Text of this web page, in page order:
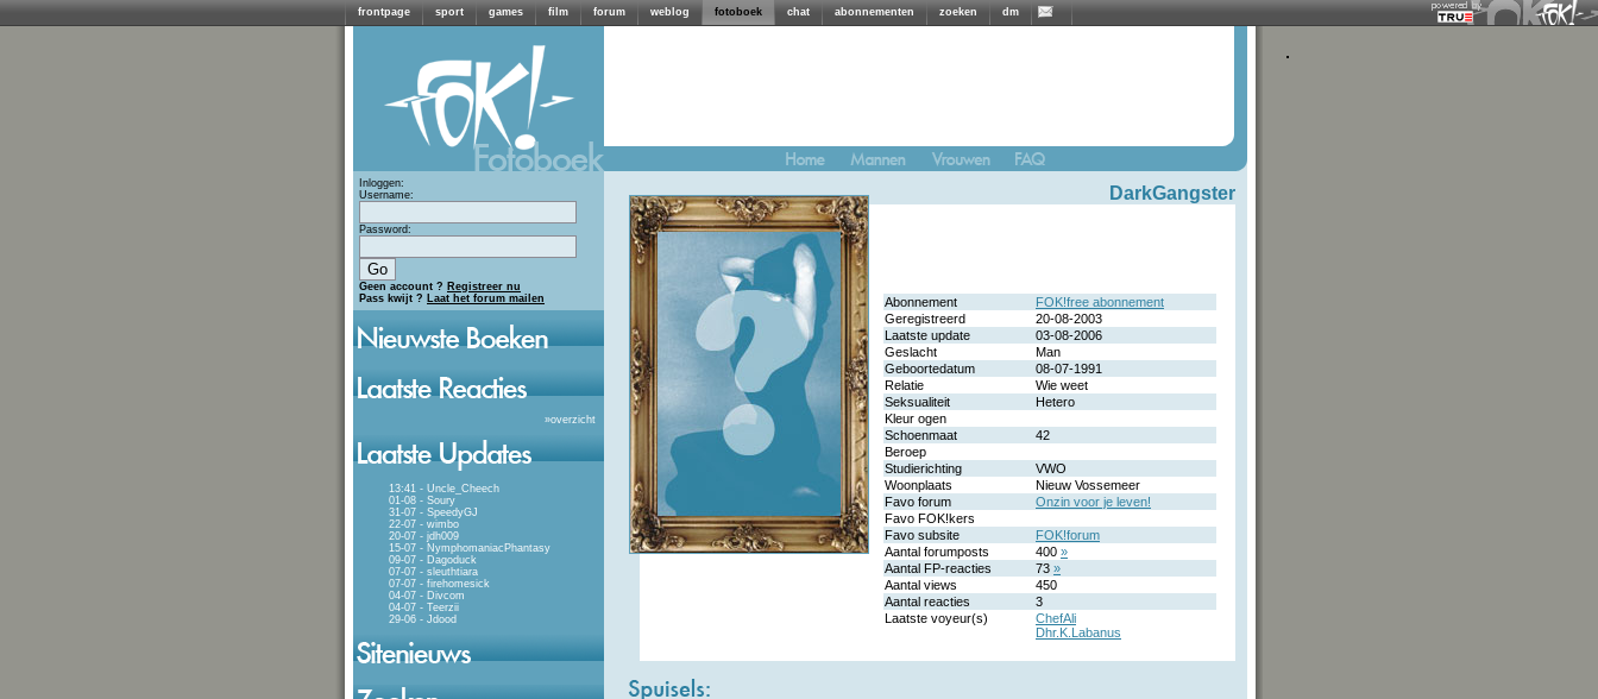
frontpage sport games film forum weblog fotoboek chat abonnementen zoeken dm
Inloggen:
Username:
Password:
Geen account ? Registreer nu
Pass kwijt ? Laat het forum mailen
»overzicht
13:41 - Uncle_Cheech
01-08 - Soury
31-07 - SpeedyGJ
22-07 - wimbo
20-07 - jdh009
15-07 - NymphomaniacPhantasy
09-07 - Dagoduck
07-07 - sleuthtiara
07-07 - firehomesick
04-07 - Divcom
04-07 - Teerzii
29-06 - Jdood
DarkGangster
Abonnement
FOK!free abonnement
Geregistreerd
20-08-2003
Laatste update
03-08-2006
Geslacht
Man
Geboortedatum
08-07-1991
Relatie
Wie weet
Seksualiteit
Hetero
Kleur ogen
Schoenmaat
42
Beroep
Studierichting
VWO
Woonplaats
Nieuw Vossemeer
Favo forum
Onzin voor je leven!
Favo FOK!kers
Favo subsite
FOK!forum
Aantal forumposts
400 »
Aantal FP-reacties
73 »
Aantal views
450
Aantal reacties
3
Laatste voyeur(s)
ChefAli
Dhr.K.Labanus